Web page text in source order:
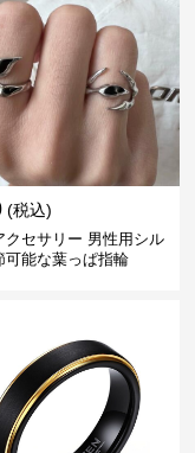
(税込)
クセサリー 男性用シル
可能な葉っぱ指輪